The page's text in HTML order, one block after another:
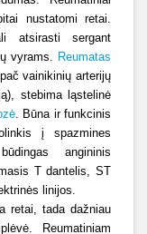
nustatomi retai.
atsirasti sergant
vyrams. Reumatas
vainikinių arterijų
stebima ląstelinė
. Būna ir funkcinis
į spazmines
angininis
T dantelis, ST
linijos.
retai, tada dažniau
Reumatiniam